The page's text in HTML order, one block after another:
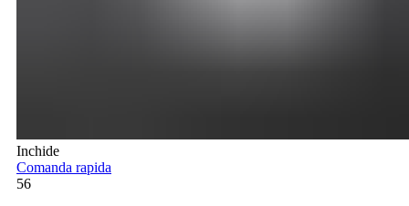
Inchide
Comanda rapida
56